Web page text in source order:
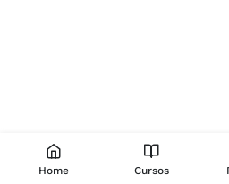
Home Cursos